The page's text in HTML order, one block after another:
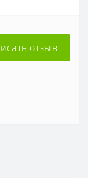
отзыв